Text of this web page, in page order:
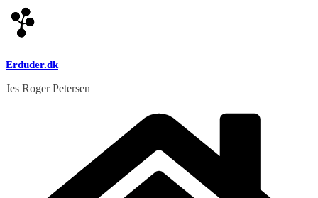
Skip
to
content
Erduder.dk
Jes Roger Petersen